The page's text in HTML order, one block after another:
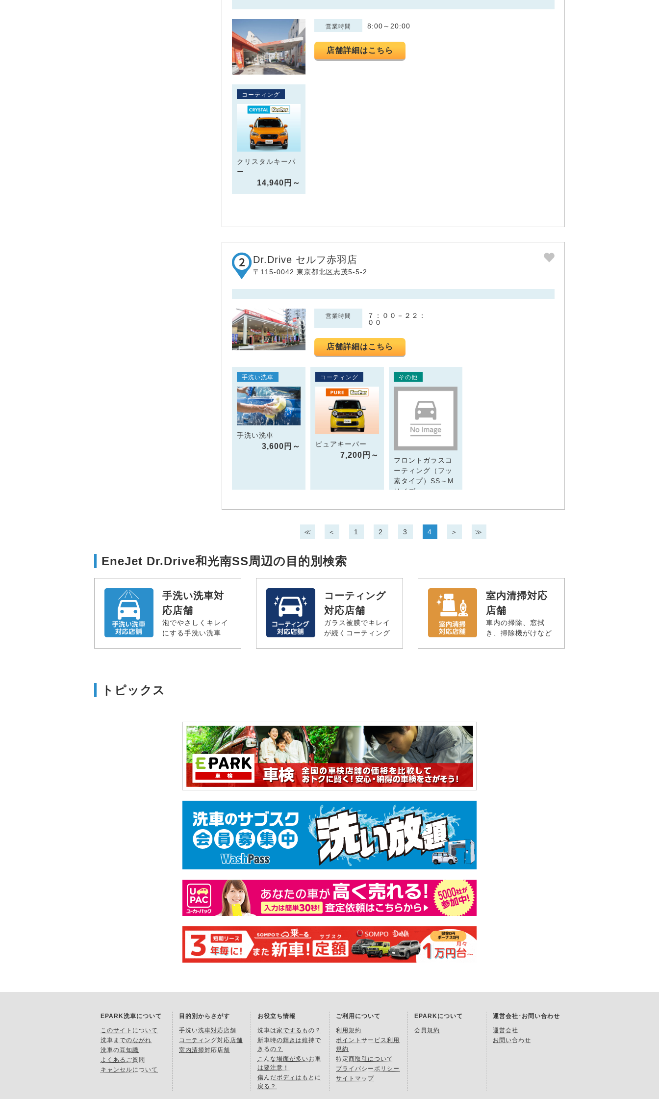
営業時間 8:00～20:00
店舗詳細はこちら
コーティング
クリスタルキーパ
ー
14,940円～
Dr.Drive セルフ赤羽店
〒115-0042 東京都北区志茂5-5-2
営業時間
７：００－２２：
００
店舗詳細はこちら
手洗い洗車
手洗い洗車
3,600円～
コーティング
ピュアキーパー
7,200円～
その他
フロントガラスコ
ーティング（フッ
素タイプ）SS～M
サイズ
≪ ＜ 1 2 3 4 ＞ ≫
EneJet Dr.Drive和光南SS周辺の目的別検索
手洗い洗車対
応店舗
泡でやさしくキレイ
にする手洗い洗車
コーティング
対応店舗
ガラス被膜でキレイ
が続くコーティング
室内清掃対応
店舗
車内の掃除、窓拭
き、掃除機がけなど
トピックス
EPARK洗車について
このサイトについて
洗車までのながれ
洗車の豆知識
よくあるご質問
キャンセルについて
目的別からさがす
手洗い洗車対応店舗
コーティング対応店舗
室内清掃対応店舗
お役立ち情報
洗車は家でするもの？
新車時の輝きは維持で
きるの？
こんな場面が多いお車
は要注意！
傷んだボディはもとに
戻る？
ご利用について
利用規約
ポイントサービス利用
規約
特定商取引について
プライバシーポリシー
サイトマップ
EPARKについて
会員規約
運営会社･お問い合わせ
運営会社
お問い合わせ